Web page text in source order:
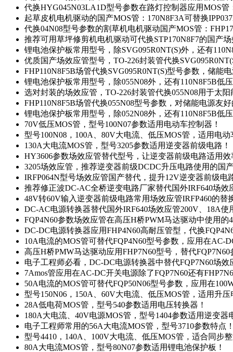
代换HYG045N03LA1D型号参数在路灯控制器应用MOS管
起草皮机电机驱动的国产MOS管：170N8F3A可替换
代换04N08型号参数的割草机电机驱动国产MOS管：
推荐可用草坪修剪机电机驱动可代换STP170N8F7的国产场
锂电池保护板常用型号，除SVG095R0NT(S)外，还有
优质国产场效应管型号，TO-226封装管代换
FHP110N8F5B场管代换SVG095R0NT(S)型号参数，储能
锂电池保护板常用型号，除055N08外，还有110N8F5B低压
选对封装的场效应管，TO-226封装管代换055N08用于太阳
FHP110N8F5B场管代换055N08型号参数，对储能电源友好
锂电池保护板常用型号，除052N08外，还有110N8F5B低压
70V低压MOS管，型号100N07参数适用电动车控制器！
型号100N08，100A、80V大电流、低压MOS管，适用电动
130A大电流MOS管，型号3205参数适用逆变器前级电路！
HY3606参数场效应管替代型号，让逆变器前级电路适用效
3205场效应管，推荐逆变器前级DCDC升压电路使用的国产
IRFP064N型号场效应管国产替代，提升12V逆变器前级电
推荐修正波DC-AC全桥逆变电路厂家替代国外IRF640场效
48V转60V输入逆变器前级电路常用场效应管IRFP460的替
DC-AC电源转换器替代国外IRF640场效应管200V、18A使
FQP4N60参数场效应管在高压H桥PWM马达驱动中使用的
DC-DC电源转换器应用FHP4N60高耐压管型，代换
10A电流的MOS管可替代FQP4N60型号参数，应用在AC-
高压H桥PMW马达驱动应用FHP7N60型号，替代FQP7N60
电子工程师必看，DC-DC电源转换器中替代FQP7N60场效
7Amos管应用在AC-DC开关电源除了FQP7N60还有
50A电流的MOS管可替代FQP50N06型号参数，应用在
型号150N06，150A、60V大电流、低压MOS管，适用升压
28A低电荷MOS管，型号540参数适用电压转换器！
180A大电流、40V电源MOS管，型号1404参数适用逆变器
电子工程师常用的56A大电流MOS管，型号3710参数特点！
型号4410，140A、100V大电流、低压MOS管，适合同步整
80A大电流MOS管，型号80N07参数适用锂电池保护板！